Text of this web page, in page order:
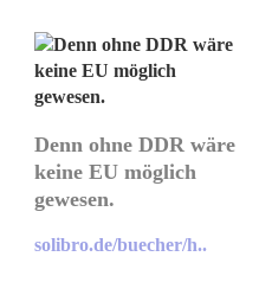
Denn ohne DDR wäre
keine EU möglich
gewesen.
solibro.de/buecher/h..